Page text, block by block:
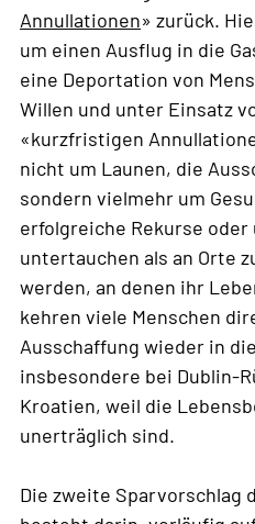
Annullationen» zurück.
um einen Ausflug in die
eine Deportation von
Willen und unter Einsatz
«kurzfristigen
nicht um Launen, die
sondern vielmehr um
erfolgreiche Rekurse
untertauchen als an Orte
werden, an denen ihr
kehren viele Menschen
Ausschaffung wieder in
insbesondere bei Dublin-
Kroatien, weil die
unerträglich sind.
Die zweite Sparvorschlag